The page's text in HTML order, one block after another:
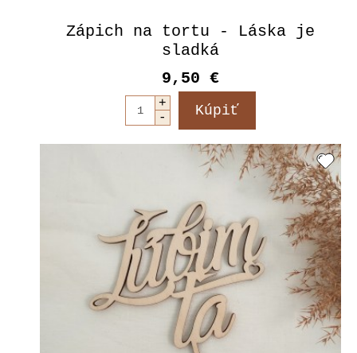
Zápich na tortu - Láska je
sladká
9,50 €